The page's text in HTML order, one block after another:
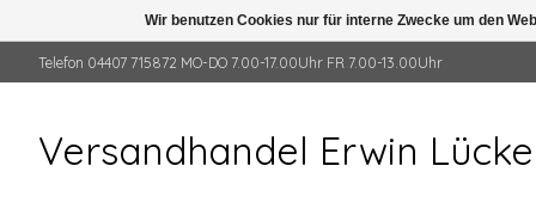
Telefon 04407 715872 MO-DO 7.00-17.00Uhr FR 7.00-13.00Uhr
Versandhandel Erwin
Wir benutzen Cookies nur für interne Zwecke um den